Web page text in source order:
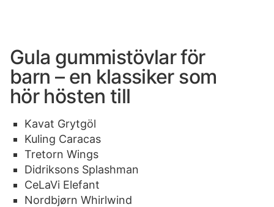
Gula gummistövlar för
barn – en klassiker som
hör hösten till
Kavat Grytgöl
Kuling Caracas
Tretorn Wings
Didriksons Splashman
CeLaVi Elefant
Nordbjørn Whirlwind